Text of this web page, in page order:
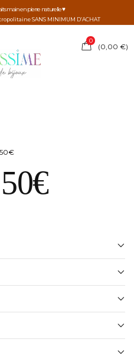
main en pierre naturelle ♥
SANS MINIMUM D’ACHAT
0
(0,00€)
50€